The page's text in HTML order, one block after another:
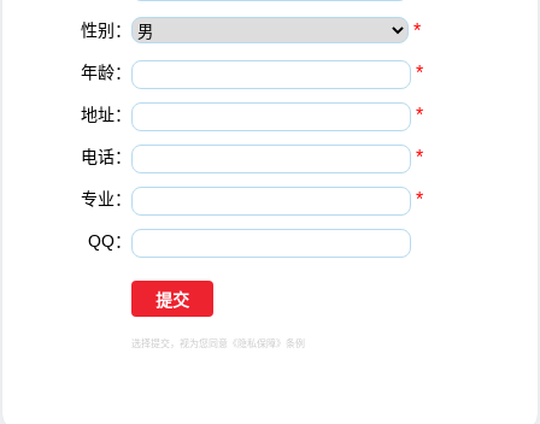
性别： *
年龄： *
地址： *
电话： *
专业： *
QQ：
选择提交，视为您同意 《隐私保障》 条例